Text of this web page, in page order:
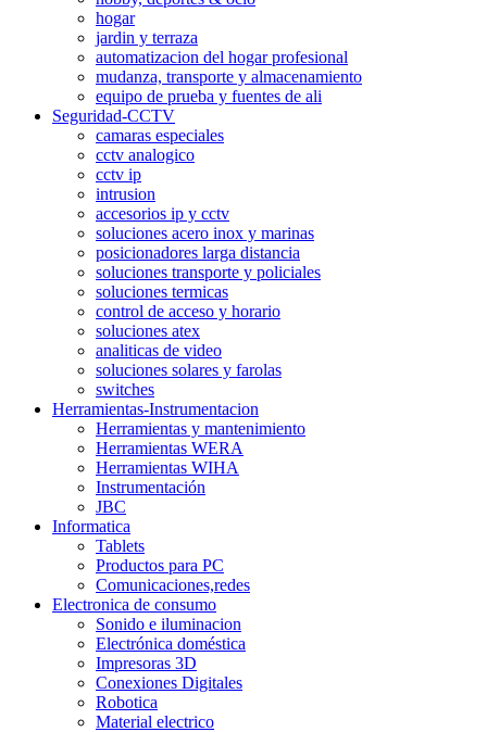
hogar
jardin y terraza
automatizacion del hogar profesional
mudanza, transporte y almacenamiento
equipo de prueba y fuentes de ali
Seguridad-CCTV
camaras especiales
cctv analogico
cctv ip
intrusion
accesorios ip y cctv
soluciones acero inox y marinas
posicionadores larga distancia
soluciones transporte y policiales
soluciones termicas
control de acceso y horario
soluciones atex
analiticas de video
soluciones solares y farolas
switches
Herramientas-Instrumentacion
Herramientas y mantenimiento
Herramientas WERA
Herramientas WIHA
Instrumentación
JBC
Informatica
Tablets
Productos para PC
Comunicaciones,redes
Electronica de consumo
Sonido e iluminacion
Electrónica doméstica
Impresoras 3D
Conexiones Digitales
Robotica
Material electrico